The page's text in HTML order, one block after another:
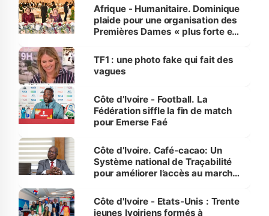
Afrique - Humanitaire. Dominique
plaide pour une organisation des
Premières Dames « plus forte et
sur la scène internationale »
TF1 : une photo fake qui fait des
vagues
Côte d’Ivoire - Football. La
Fédération siffle la fin de match
pour Emerse Faé
Côte d’Ivoire. Café-cacao: Un
Système national de Traçabilité
pour améliorer l’accès au marché
Côte d'Ivoire - Etats-Unis : Trente
jeunes Ivoiriens formés à